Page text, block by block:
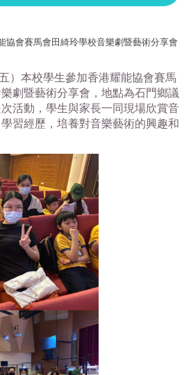
o
協會賽馬會田綺玲學校音樂劇暨藝術分享會
）本校學生參加香港耀能協會賽馬
劇暨藝術分享會，地點為石門鄉議
活動，學生與家長一同現場欣賞音
習經歷，培養對音樂藝術的興趣和